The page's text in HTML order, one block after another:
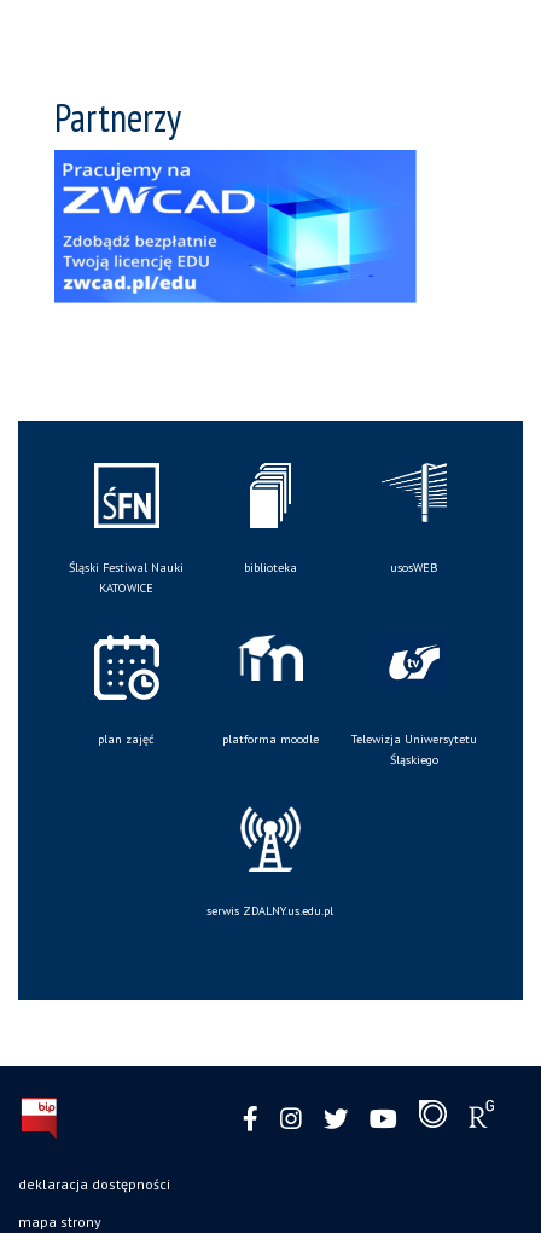
Partnerzy
Śląski Festiwal Nauki
KATOWICE
biblioteka usosWEB
plan zajęć platforma moodle
Telewizja Uniwersytetu
Śląskiego
serwis ZDALNY.us.edu.pl
deklaracja dostępności
mapa strony